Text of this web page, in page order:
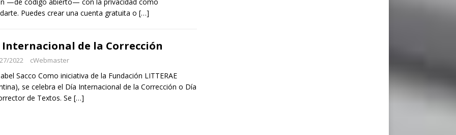
Puedes crear una cuenta gratuita o […]
Internacional de la Corrección
2022 cWebmaster
Sacco Como iniciativa de la Fundación LITTERAE
se celebra el Día Internacional de la Corrección o Día
de Textos. Se […]